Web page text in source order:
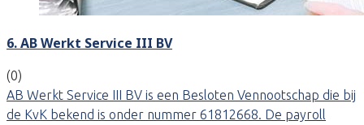
6. AB Werkt Service III BV
(0)
AB Werkt Service III BV is een Besloten Vennootschap die bij
de KvK bekend is onder nummer 61812668. De payroll